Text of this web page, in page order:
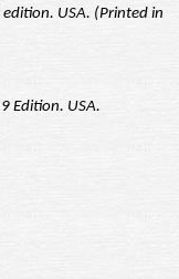
USA. (Printed in
Edition. USA.